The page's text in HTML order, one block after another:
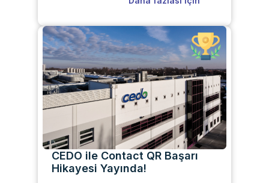
CEDO ile Contact QR Başarı
Hikayesi Yayında!